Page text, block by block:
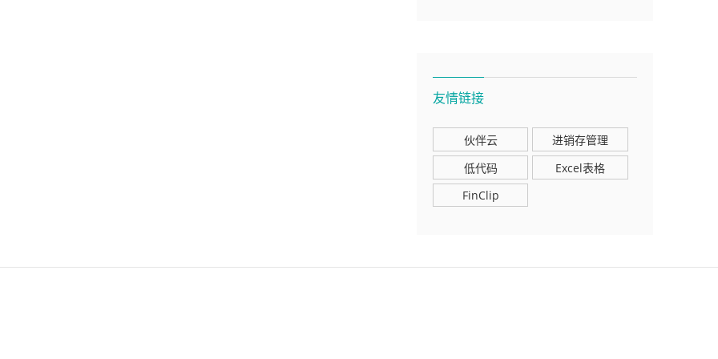
友情链接
伙伴云
进销存管理
低代码
Excel表格
FinClip